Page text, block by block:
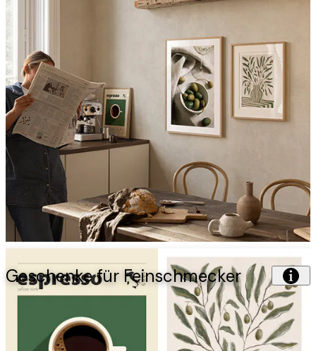
Geschenke für Feinschmecker